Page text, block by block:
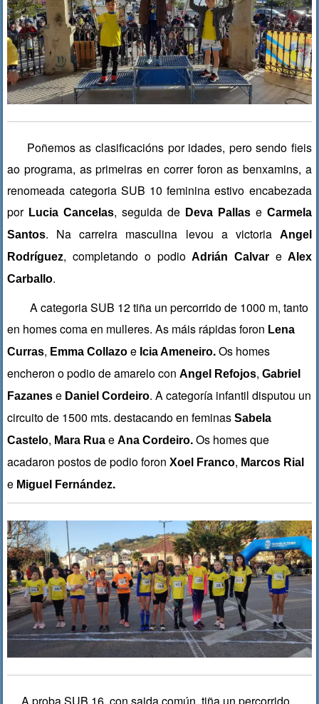
Poñemos as clasificacións por idades, pero sendo fieis
ao programa, as primeiras en correr foron as benxamins, a
renomeada categoria SUB 10 feminina estivo encabezada
porLucia Cancelas, seguida de Deva Pallase Carmela
Santos. Na carreira masculina levou a victoria
Angel
Rodríguez, completando o podioAdrián Calvar eAlex
Carballo.
A categoria SUB 12 tiña un percorrido de 1000 m, tanto
en homes coma en mulleres. As máis rápidas foron Lena
Curras, Emma Collazo e Icia Ameneiro.Os homes
encheron o podio de amarelo conAngel Refojos,Gabriel
Fazanes e Daniel Cordeiro. A categoría infantil disputou un
circuito de 1500 mts. destacando en feminasSabela
Castelo, Mara Rua eAna Cordeiro.Os homes que
acadaron postos de podio foronXoel Franco, Marcos Rial
e Miguel Fernández.
A proba SUB 16, con saida común, tiña un percorrido